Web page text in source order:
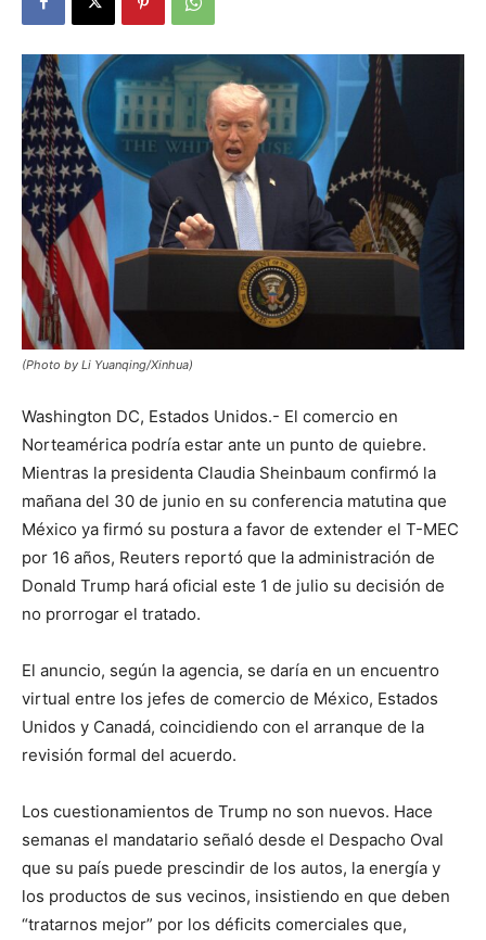
(Photo by Li Yuanqing/Xinhua)
Washington DC, Estados Unidos.- El comercio en
Norteamérica podría estar ante un punto de quiebre.
Mientras la presidenta Claudia Sheinbaum confirmó la
mañana del 30 de junio en su conferencia matutina que
México ya firmó su postura a favor de extender el T-MEC
por 16 años, Reuters reportó que la administración de
Donald Trump hará oficial este 1 de julio su decisión de
no prorrogar el tratado.
El anuncio, según la agencia, se daría en un encuentro
virtual entre los jefes de comercio de México, Estados
Unidos y Canadá, coincidiendo con el arranque de la
revisión formal del acuerdo.
Los cuestionamientos de Trump no son nuevos. Hace
semanas el mandatario señaló desde el Despacho Oval
que su país puede prescindir de los autos, la energía y
los productos de sus vecinos, insistiendo en que deben
“tratarnos mejor” por los déficits comerciales que,